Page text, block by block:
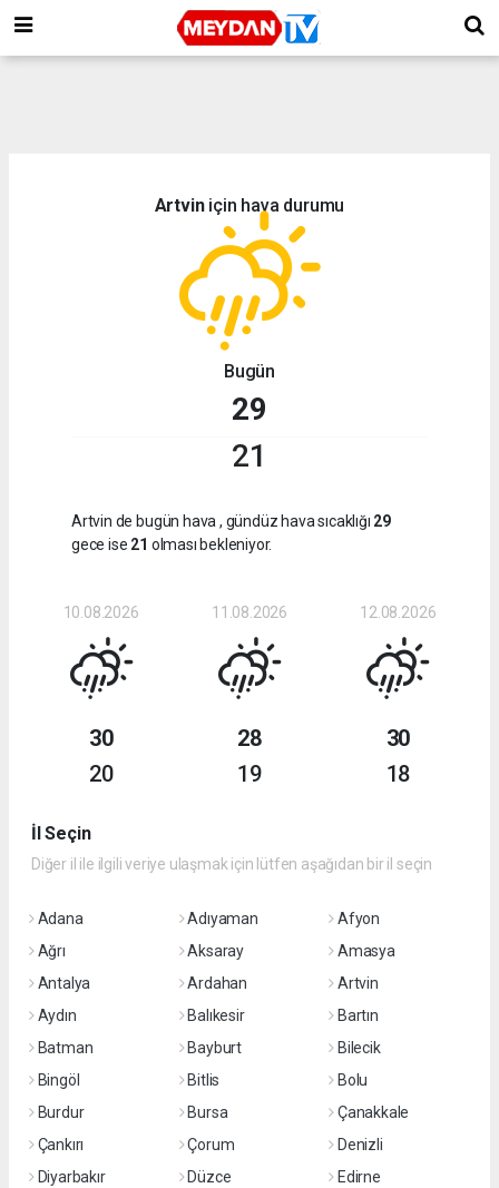
Artviniçin hava durumu
Bugün
29
21
Artvin de bugün hava , gündüz hava sıcaklığı 29
gece ise 21 olması bekleniyor.
10.08.2026
30
20
11.08.2026
28
19
12.08.2026
30
18
İl Seçin
Diğer il ile ilgili veriye ulaşmak için lütfen aşağıdan bir il seçin
Adana Adıyaman
Afyon
Ağrı
Aksaray
Amasya
Antalya
Ardahan
Artvin
Aydın
Balıkesir
Bartın
Batman
Bayburt
Bilecik
Bingöl
Bitlis
Bolu
Burdur
Bursa
Çanakkale
Çankırı
Çorum
Denizli
Diyarbakır
Düzce
Edirne